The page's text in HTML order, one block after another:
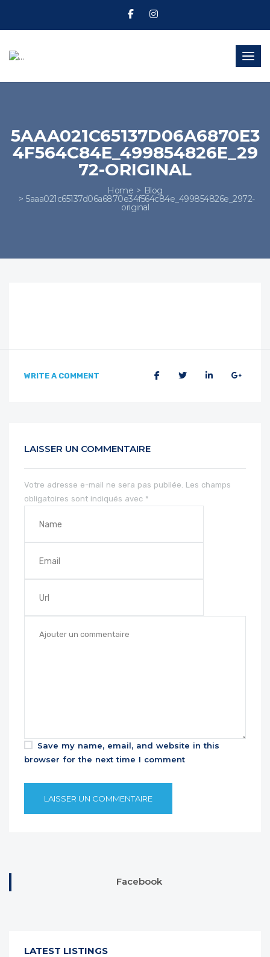
5AAA021C65137D06A6870E3
4F564C84E_499854826E_29
72-ORIGINAL
Home Blog
5aaa021c65137d06a6870e34f564c84e_499854826e_2972-
original
WRITE A COMMENT
LAISSER UN COMMENTAIRE
Votre adresse e-mail ne sera pas publiée. Les champs
obligatoires sont indiqués avec *
Save my name, email, and website in this
browser for the next time I comment
Facebook
LATEST LISTINGS